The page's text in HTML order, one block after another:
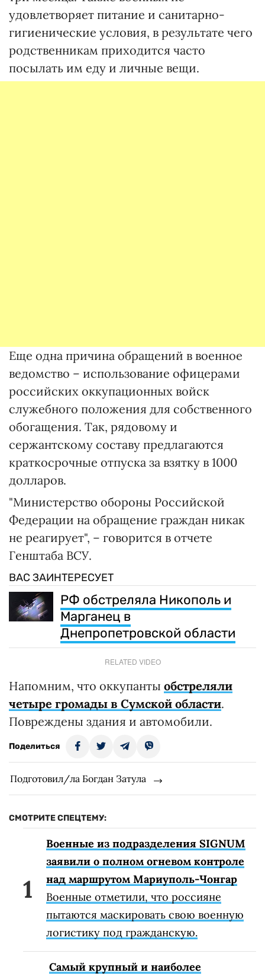
удовлетворяет питание и санитарно-
гигиенические условия, в результате чего
родственникам приходится часто
посылать им еду и личные вещи.
Еще одна причина обращений в военное
ведомство – использование офицерами
российских оккупационных войск
служебного положения для собственного
обогащения. Так, рядовому и
сержантскому составу предлагаются
краткосрочные отпуска за взятку в 1000
долларов.
"Министерство обороны Российской
Федерации на обращение граждан никак
не реагирует", – говорится в отчете
Генштаба ВСУ.
ВАС ЗАИНТЕРЕСУЕТ
РФ обстреляла Никополь и
Марганец в
Днепропетровской области
RELATED VIDEO
Напомним, что оккупанты обстреляли
четыре громады в Сумской области.
Повреждены здания и автомобили.
Поделиться
Подготовил/ла Богдан Затула
СМОТРИТЕ СПЕЦТЕМУ:
Военные из подразделения SIGNUM
заявили о полном огневом контроле
над маршрутом Мариуполь-Чонгар
Военные отметили, что россияне
пытаются маскировать свою военную
логистику под гражданскую.
Самый крупный и наиболее